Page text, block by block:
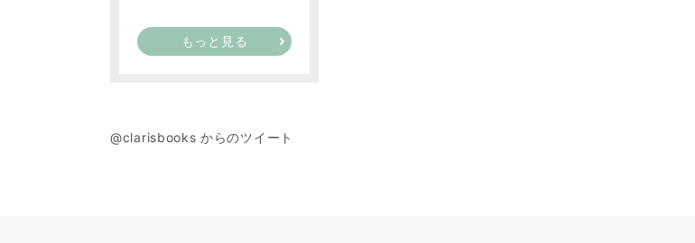
もっと見る
@clarisbooks からのツイート